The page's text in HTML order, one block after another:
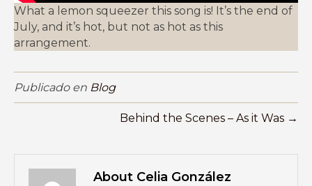
What a lemon squeezer this song is! It’s the end of
July, and it’s hot, but not as hot as this
arrangement.
Publicado en Blog
Behind the Scenes – As it Was →
About Celia González